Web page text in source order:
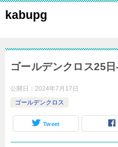
kabupg
ゴールデンクロス25
公開日： 2024年7月17日
ゴールデンクロス
Tweet